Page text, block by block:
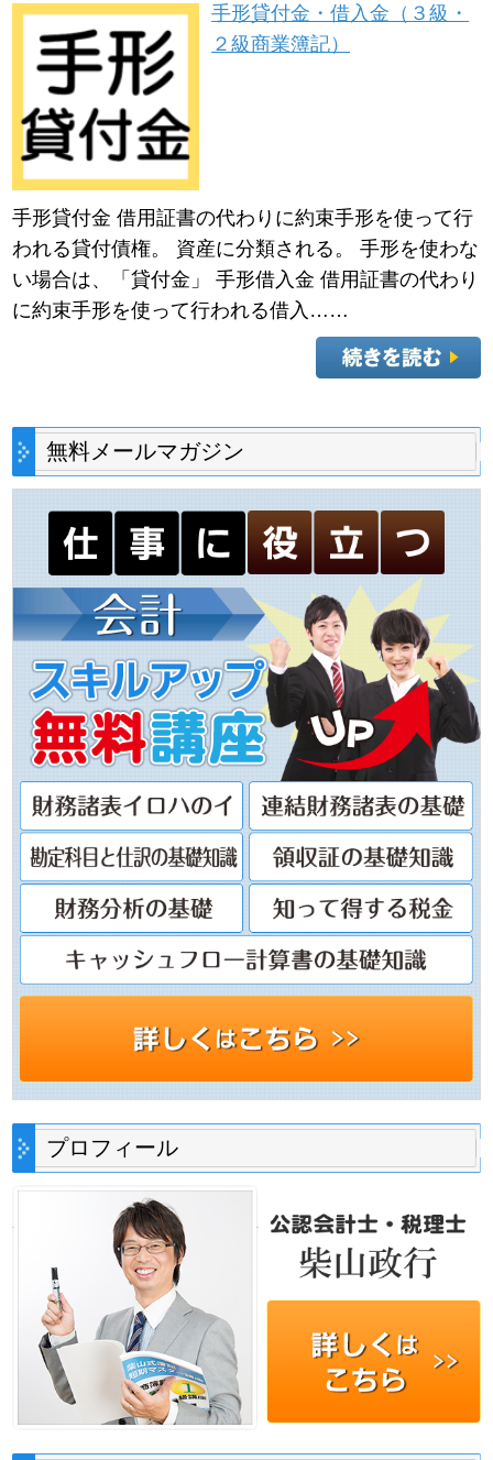
手形貸付金・借入金（３級・
２級商業簿記）
手形貸付金 借用証書の代わりに約束手形を使って行
われる貸付債権。 資産に分類される。 手形を使わな
い場合は、「貸付金」 手形借入金 借用証書の代わり
に約束手形を使って行われる借入……
無料メールマガジン
プロフィール